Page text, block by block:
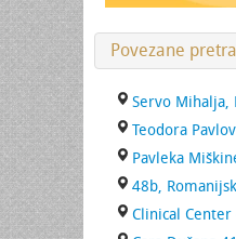
Povezane
Servo Mihalja,
Teodora
Pavleka
48b,
Clinical Center